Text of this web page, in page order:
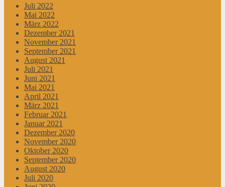
Juli 2022
Mai 2022
März 2022
Dezember 2021
November 2021
September 2021
August 2021
Juli 2021
Juni 2021
Mai 2021
April 2021
März 2021
Februar 2021
Januar 2021
Dezember 2020
November 2020
Oktober 2020
September 2020
August 2020
Juli 2020